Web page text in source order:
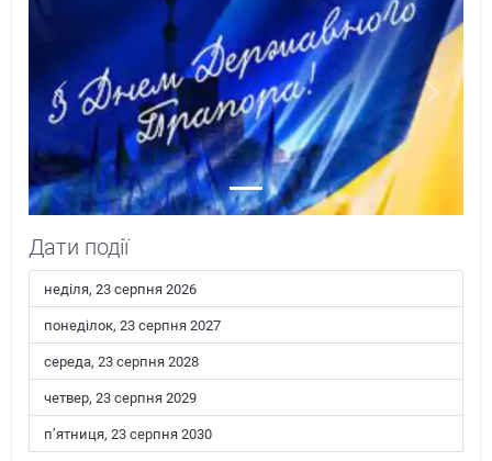
Previous Next
Дати події
неділя, 23 серпня 2026
понеділок, 23 серпня 2027
середа, 23 серпня 2028
четвер, 23 серпня 2029
пʼятниця, 23 серпня 2030